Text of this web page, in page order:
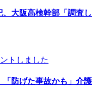
、大阪高検幹部「調査し
トしました
防げた事故かも」介護